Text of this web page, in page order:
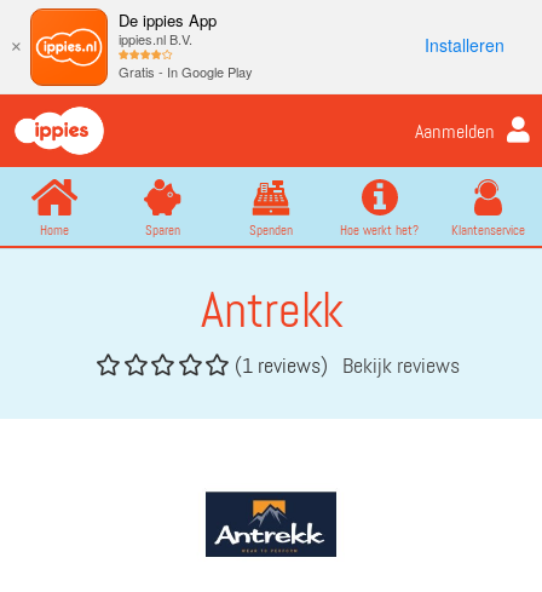
×
De ippies App
ippies.nl B.V.
Gratis - In Google Play
Installeren
Aanmelden
Home Sparen Spenden Hoe werkt het? Klantenservice
Antrekk
(1 reviews) Bekijk reviews